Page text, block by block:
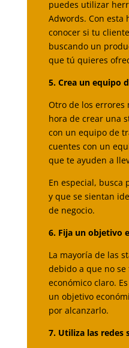
puedes utilizar
Adwords. Con esta
conocer si tu
buscando un
que tú quieres
5. Crea un equipo
Otro de los errores
hora de crear una
con un equipo de
cuentes con un
que te ayuden a
En especial, busca
y que se sientan
de negocio.
6. Fija un objetivo
La mayoría de las
debido a que no
económico claro.
un objetivo
por alcanzarlo.
7. Utiliza las redes